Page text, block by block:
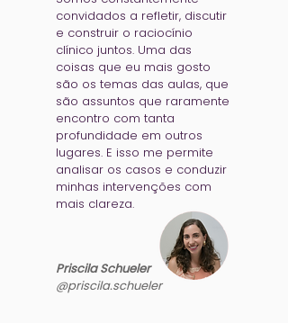
convidados a refletir, discutir
e construir o raciocínio
clínico juntos. Uma das
coisas que eu mais gosto
são os temas das aulas, que
são assuntos que raramente
encontro com tanta
profundidade em outros
lugares. E isso me permite
analisar os casos e conduzir
minhas intervenções com
mais clareza.
Priscila Schueler
@priscila.schueler